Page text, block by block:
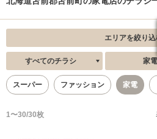
エリアを絞り込
すべてのチラシ 家
スーパー ファッション 家電
1〜30/30枚